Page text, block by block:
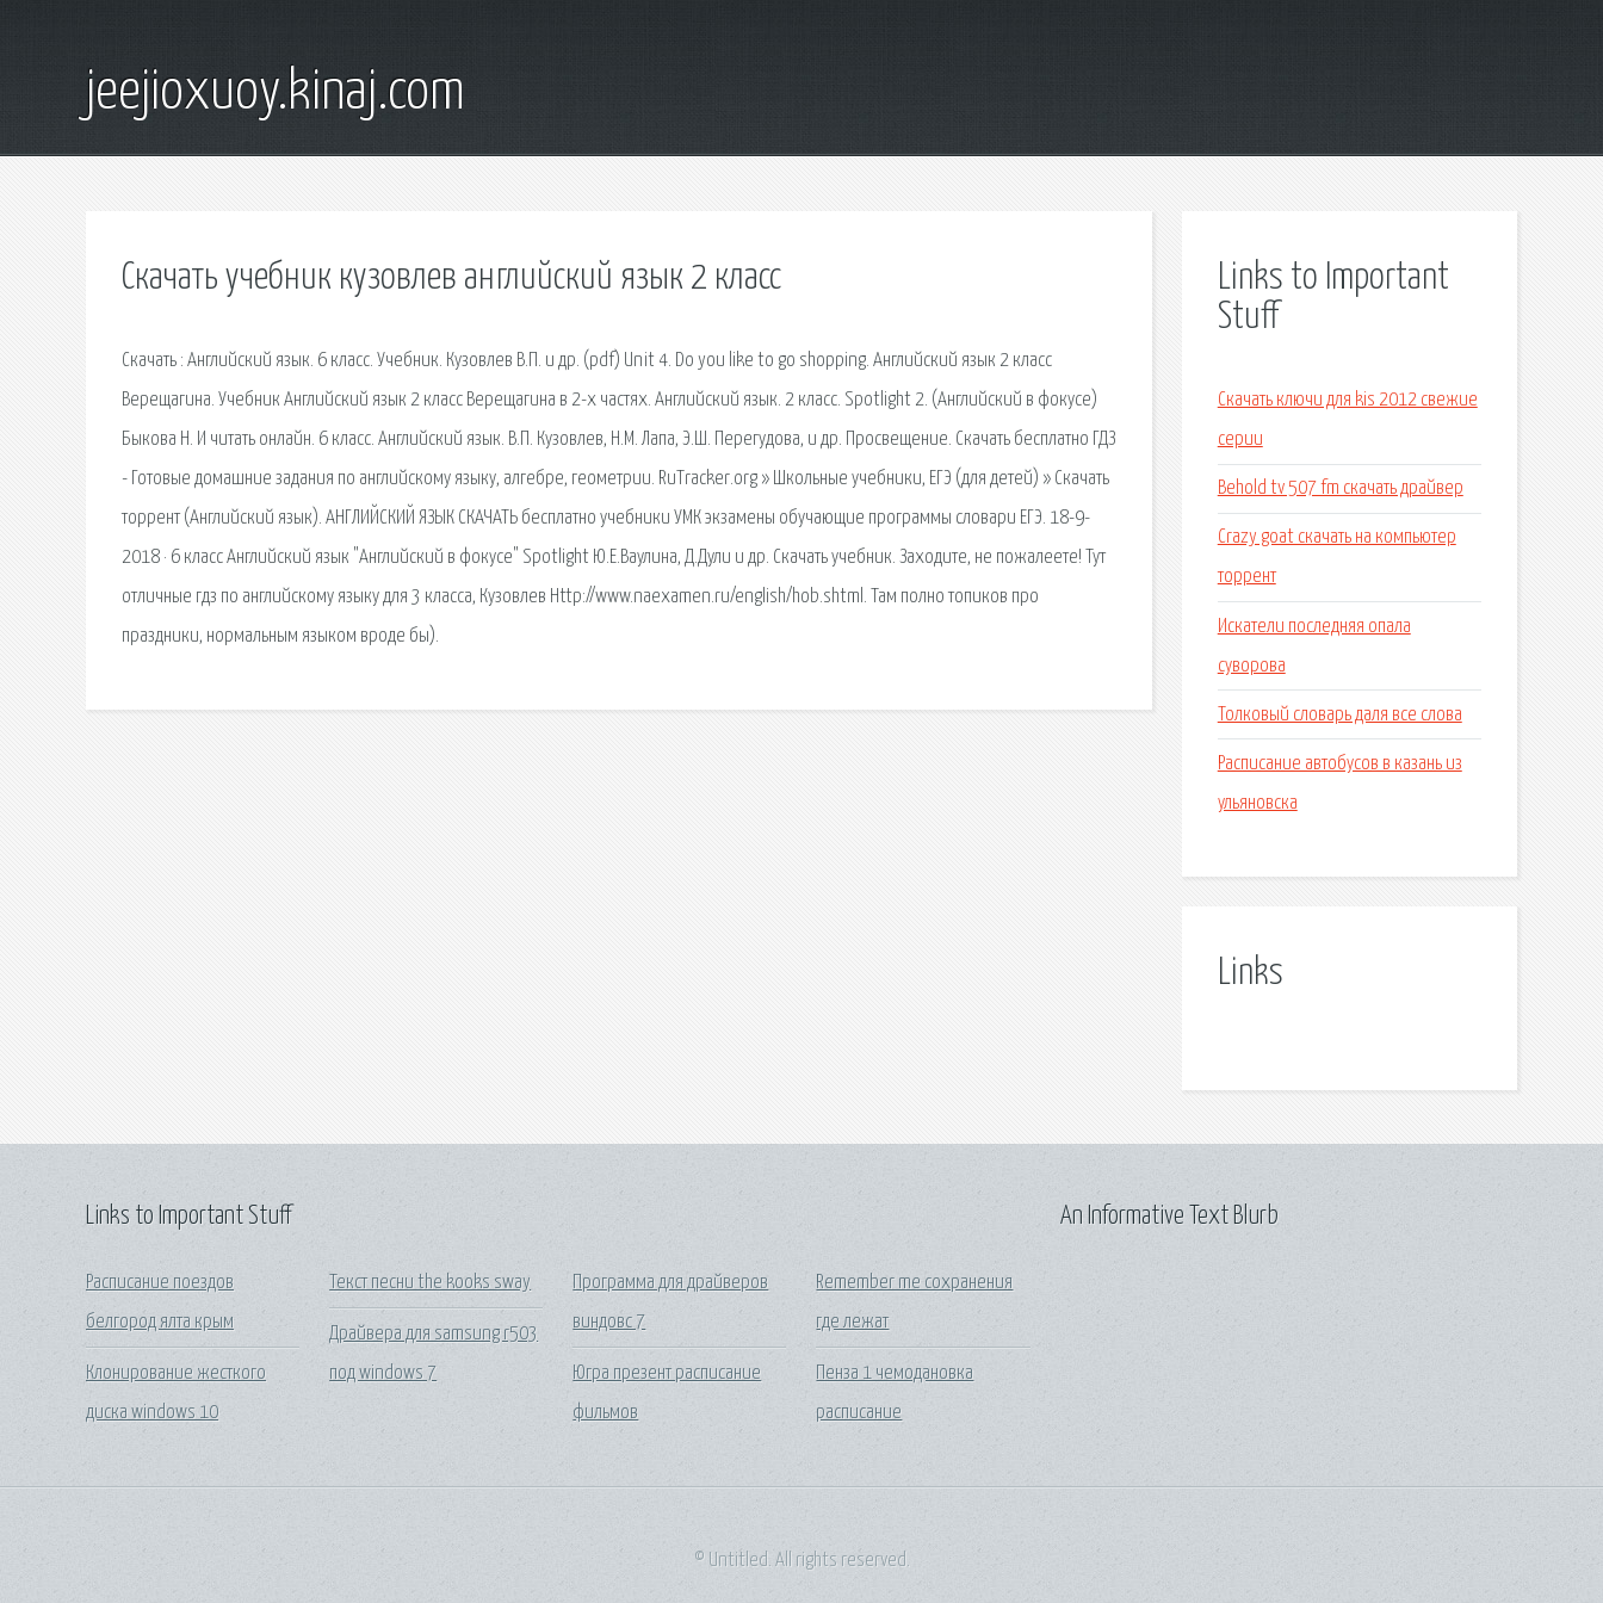
jeejioxuoy.kinaj.com
Скачать учебник кузовлев английский язык 2 класс
Скачать : Английский язык. 6 класс. Учебник. Кузовлев В.П. и др. (pdf) Unit 4. Do you like to go shopping. Английский язык 2 класс
Верещагина. Учебник Английский язык 2 класс Верещагина в 2-х частях. Английский язык. 2 класс. Spotlight 2. (Английский в фокусе)
Быкова Н. И читать онлайн. 6 класс. Английский язык. В.П. Кузовлев, Н.М. Лапа, Э.Ш. Перегудова, и др. Просвещение. Скачать бесплатно ГДЗ
- Готовые домашние задания по английскому языку, алгебре, геометрии. RuTracker.org » Школьные учебники, ЕГЭ (для детей) » Скачать
торрент (Английский язык). АНГЛИЙСКИЙ ЯЗЫК СКАЧАТЬ бесплатно учебники УМК экзамены обучающие программы словари ЕГЭ. 18-9-
2018 · 6 класс Английский язык "Английский в фокусе" Spotlight Ю.Е.Ваулина, Д.Дули и др. Скачать учебник. Заходите, не пожалеете! Тут
отличные гдз по английскому языку для 3 класса, Кузовлев Http://www.naexamen.ru/english/hob.shtml. Там полно топиков про
праздники, нормальным языком вроде бы).
Links to Important
Stuff
Скачать ключи для kis 2012 свежие
серии
Behold tv 507 fm скачать драйвер
Crazy goat скачать на компьютер
торрент
Искатели последняя опала
суворова
Толковый словарь даля все слова
Расписание автобусов в казань из
ульяновска
Links
Links to Important Stuff
Расписание поездов
белгород ялта крым
Клонирование жесткого
диска windows 10
Текст песни the kooks sway
Драйвера для samsung r503
под windows 7
Программа для драйверов
виндовс 7
Югра презент расписание
фильмов
Remember me сохранения
где лежат
Пенза 1 чемодановка
расписание
An Informative Text Blurb
© Untitled. All rights reserved.